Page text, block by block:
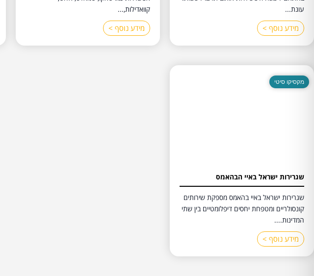
עונת...
מידע נוסף >
קוואדילות,...
מידע נוסף >
מקסיקו סיטי
שגרירות ישראל באיי הבהאמס
שגרירות ישראל באיי בהאמס מספקת שירותים
קונסולריים ומטפחת יחסים דיפלומטיים בין שתי
המדינות....
מידע נוסף >